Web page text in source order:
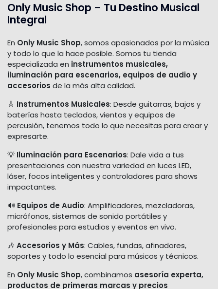
Only Music Shop – Tu Destino Musical
Integral
En Only Music Shop, somos apasionados por la música
y todo lo que la hace posible. Somos tu tienda
especializada en instrumentos musicales,
iluminación para escenarios, equipos de audio y
accesorios de la más alta calidad.
🎸 Instrumentos Musicales: Desde guitarras, bajos y
baterías hasta teclados, vientos y equipos de
percusión, tenemos todo lo que necesitas para crear y
expresarte.
💡 Iluminación para Escenarios: Dale vida a tus
presentaciones con nuestra variedad en luces LED,
láser, focos inteligentes y controladores para shows
impactantes.
🔊 Equipos de Audio: Amplificadores, mezcladoras,
micrófonos, sistemas de sonido portátiles y
profesionales para estudios y eventos en vivo.
🎶 Accesorios y Más: Cables, fundas, afinadores,
soportes y todo lo esencial para músicos y técnicos.
En Only Music Shop, combinamos asesoría experta,
productos de primeras marcas y precios